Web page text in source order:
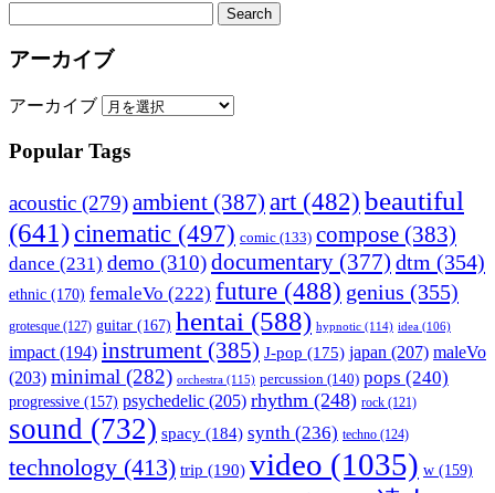
アーカイブ
アーカイブ
Popular Tags
acoustic (279)ambient (387) art (482) beautiful
(641)cinematic (497) comic (133) compose (383)
dance (231) demo (310)documentary (377) dtm (354)
ethnic (170) femaleVo (222) future (488) genius (355)
grotesque (127) guitar (167) hentai (588) hypnotic (114) idea (106)
impact (194) instrument (385) J-pop (175) japan (207) maleVo
(203) minimal (282) orchestra (115) percussion (140) pops (240)
progressive (157) psychedelic (205) rhythm (248) rock (121)
sound (732) spacy (184) synth (236) techno (124)
technology (413) trip (190) video (1035) w (159)